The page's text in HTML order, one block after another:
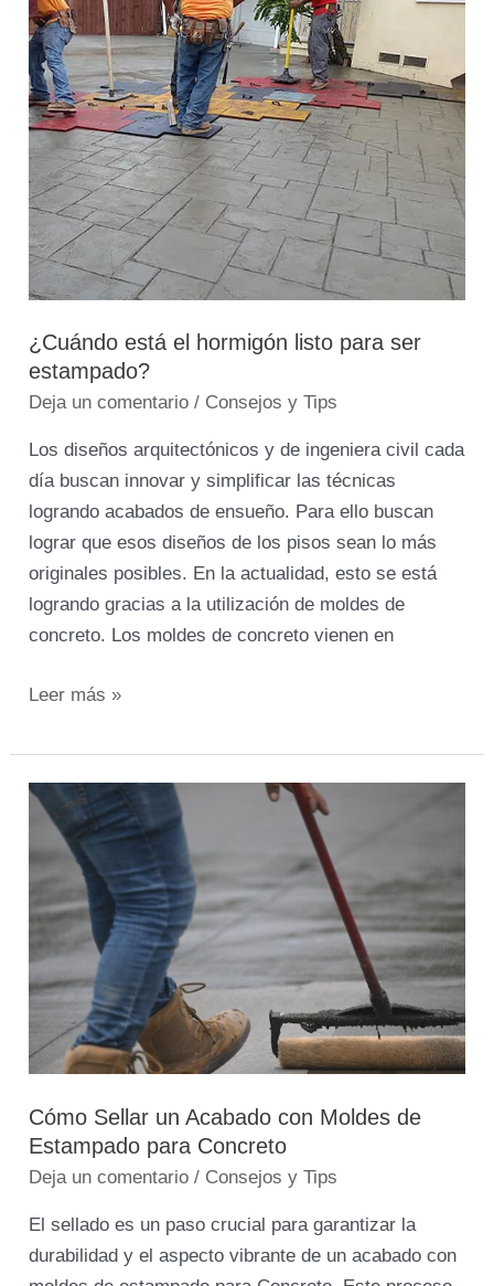
¿Cuándo está el hormigón listo para ser
estampado?
Deja un comentario / Consejos y Tips
Los diseños arquitectónicos y de ingeniera civil cada
día buscan innovar y simplificar las técnicas
logrando acabados de ensueño. Para ello buscan
lograr que esos diseños de los pisos sean lo más
originales posibles. En la actualidad, esto se está
logrando gracias a la utilización de moldes de
concreto. Los moldes de concreto vienen en
está
el
hormigón
listo
para
ser
estampado?
Leer más »
Cómo Sellar un Acabado con Moldes de
Estampado para Concreto
Deja un comentario / Consejos y Tips
El sellado es un paso crucial para garantizar la
durabilidad y el aspecto vibrante de un acabado con
Cómo
Sellar
Acabado
con
Moldes
de
Estampado
para
Concreto